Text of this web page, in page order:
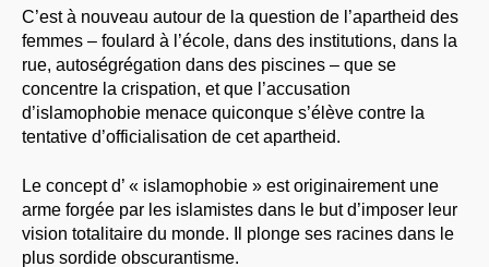
C’est à nouveau autour de la question de l’apartheid des
femmes – foulard à l’école, dans des institutions, dans la
rue, autoségrégation dans des piscines – que se
concentre la crispation, et que l’accusation
d’islamophobie menace quiconque s’élève contre la
tentative d’officialisation de cet apartheid.
Le concept d’ « islamophobie » est originairement une
arme forgée par les islamistes dans le but d’imposer leur
vision totalitaire du monde. Il plonge ses racines dans le
plus sordide obscurantisme.